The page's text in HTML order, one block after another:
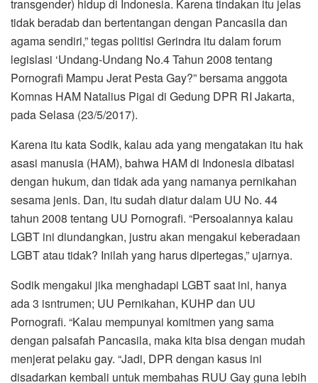
transgender) hidup di Indonesia. Karena tindakan itu jelas
tidak beradab dan bertentangan dengan Pancasila dan
agama sendiri,” tegas politisi Gerindra itu dalam forum
legislasi ‘Undang-Undang No.4 Tahun 2008 tentang
Pornografi Mampu Jerat Pesta Gay?” bersama anggota
Komnas HAM Natalius Pigai di Gedung DPR RI Jakarta,
pada Selasa (23/5/2017).
Karena itu kata Sodik, kalau ada yang mengatakan itu hak
asasi manusia (HAM), bahwa HAM di Indonesia dibatasi
dengan hukum, dan tidak ada yang namanya pernikahan
sesama jenis. Dan, itu sudah diatur dalam UU No. 44
tahun 2008 tentang UU Pornografi. “Persoalannya kalau
LGBT ini diundangkan, justru akan mengakui keberadaan
LGBT atau tidak? Inilah yang harus dipertegas,” ujarnya.
Sodik mengakui jika menghadapi LGBT saat ini, hanya
ada 3 isntrumen; UU Pernikahan, KUHP dan UU
Pornografi. “Kalau mempunyai komitmen yang sama
dengan palsafah Pancasila, maka kita bisa dengan mudah
menjerat pelaku gay. “Jadi, DPR dengan kasus ini
disadarkan kembali untuk membahas RUU Gay guna lebih